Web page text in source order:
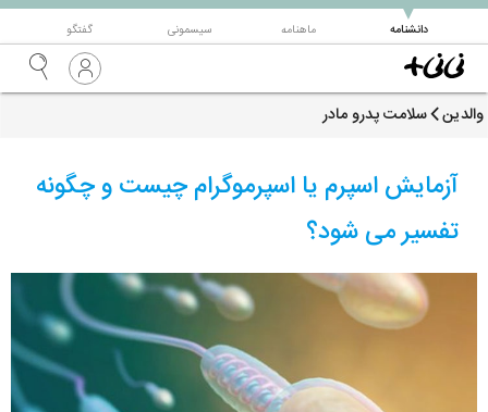
دانشنامه
▼ ماهنامه سیسمونی گفتگو
والدین سلامت پدرو مادر
آزمایش اسپرم یا اسپرموگرام چیست و چگونه
تفسیر می شود؟